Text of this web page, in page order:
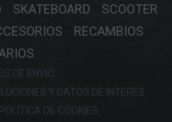
SKATEBOARD
SCOOTER
RECAMBIOS
DE ENVIO
Y DATOS DE INTERÉS
POLÍTICA DE COOKIES